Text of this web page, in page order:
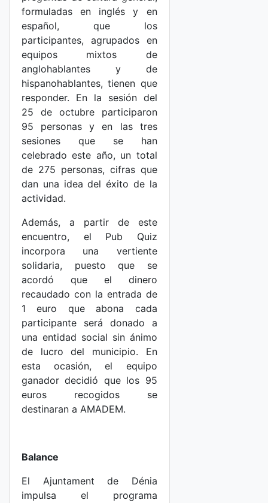
formuladas en inglés y en
español, que los
participantes, agrupados en
equipos mixtos de
anglohablantes y de
hispanohablantes, tienen que
responder. En la sesión del
25 de octubre participaron
95 personas y en las tres
sesiones que se han
celebrado este año, un total
de 275 personas, cifras que
dan una idea del éxito de la
actividad.
Además, a partir de este
encuentro, el Pub Quiz
incorpora una vertiente
solidaria, puesto que se
acordó que el dinero
recaudado con la entrada de
1 euro que abona cada
participante será donado a
una entidad social sin ánimo
de lucro del municipio. En
esta ocasión, el equipo
ganador decidió que los 95
euros recogidos se
destinaran a AMADEM.
Balance
El Ajuntament de Dénia
impulsa el programa